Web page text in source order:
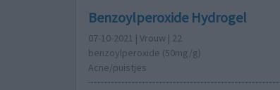
Benzoylperoxide Hydrogel
07-10-2021 | Vrouw | 22
benzoylperoxide (50mg/g)
Acne/puistjes